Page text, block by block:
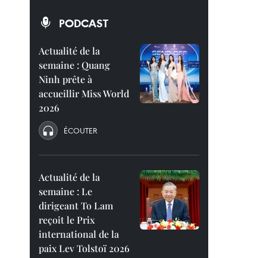
PODCAST
Actualité de la
semaine : Quang
Ninh prête à
accueillir Miss World
2026
ÉCOUTER
Actualité de la
semaine : Le
dirigeant To Lam
reçoit le Prix
international de la
paix Lev Tolstoï 2026